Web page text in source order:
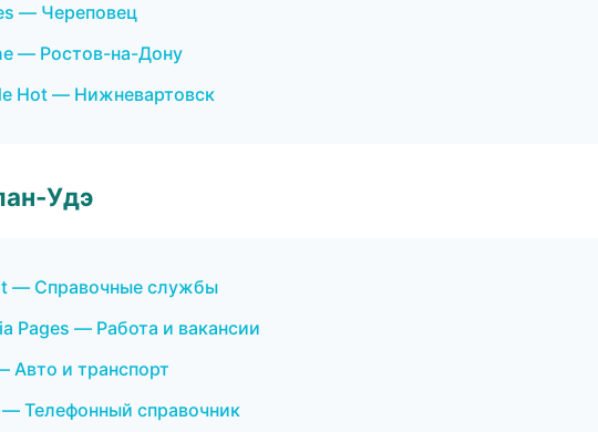
— Череповец
— Ростов-на-Дону
Hot — Нижневартовск
Удэ
— Справочные службы
Pages — Работа и вакансии
и транспорт
Телефонный справочник